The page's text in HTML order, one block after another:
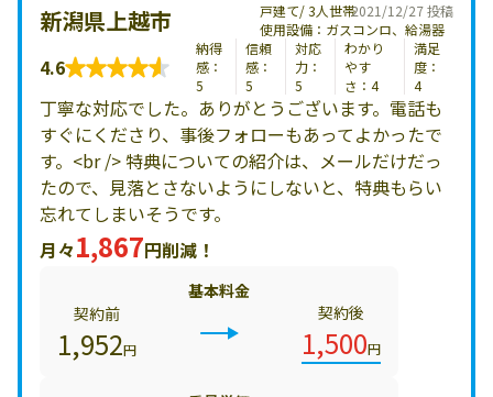
2021/12/27 投稿
新潟県上越市
戸建て/ 3人世帯
使用設備：ガスコンロ、給湯器
4.6
納得
感：
5
信頼
感：
5
対応
力：
5
わかり
やす
さ：4
満足
度：
4
丁寧な対応でした。ありがとうございます。電話も
すぐにくださり、事後フォローもあってよかったで
す。<br /> 特典についての紹介は、メールだけだっ
たので、見落とさないようにしないと、特典もらい
忘れてしまいそうです。
月々1,867円削減！
基本料金
契約前
1,952円
契約後
1,500円